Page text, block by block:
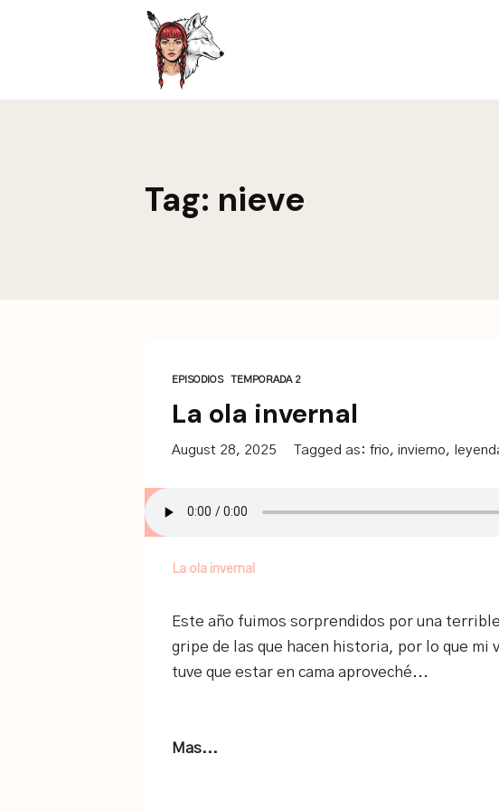
Tag: nieve
EPISODIOS TEMPORADA 2
La ola invernal
August 28, 2025 Tagged as: frio, invierno,
La ola invernal
Este año fuimos sorprendidos por una
gripe de las que hacen historia, por lo que mi
tuve que estar en cama aproveché...
Mas...